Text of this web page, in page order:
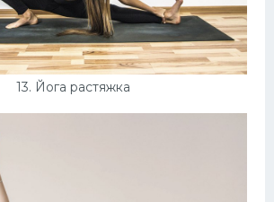
13. Йога растяжка